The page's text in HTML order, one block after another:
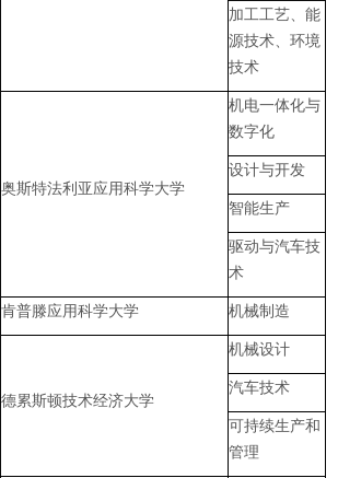
加工工艺、能
源技术、环境
技术
奥斯特法利亚应用科学大学
机电一体化与
数字化
设计与开发
智能生产
驱动与汽车技
术
肯普滕应用科学大学 机械制造
德累斯顿技术经济大学
机械设计
汽车技术
可持续生产和
管理